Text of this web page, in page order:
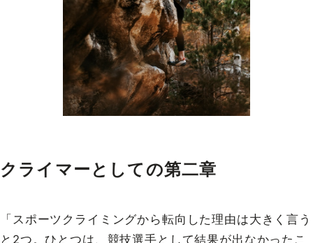
クライマーとしての第二章
「スポーツクライミングから転向した理由は大きく言う
と2つ。ひとつは、競技選手として結果が出なかったこ